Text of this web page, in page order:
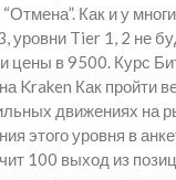
Как и у
уровни Tier 1, 2 не
цены в 9500. Курс
Kraken Как пройти
движениях на
этого уровня в
100 выход из